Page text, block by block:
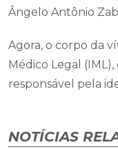
Ângelo Antônio
Agora, o corpo da
Médico Legal (IML),
responsável pela
NOTÍCIAS